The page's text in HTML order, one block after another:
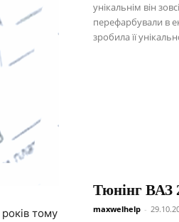
тому
унікальнім він
перефарбували в
зробила її
Тюнінг ВАЗ
maxwelhelp -